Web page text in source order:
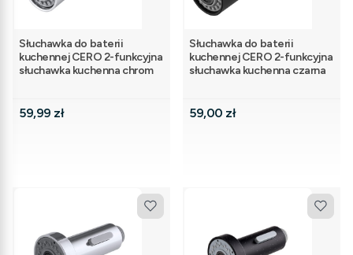
Słuchawka do baterii
kuchennej CERO 2-funkcyjna
słuchawka kuchenna chrom
Cena
59,99 zł
Słuchawka do baterii
kuchennej CERO 2-funkcyjna
słuchawka kuchenna czarna
Cena
59,00 zł